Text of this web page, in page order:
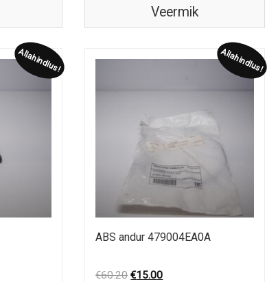
Veermik
Allahindlus! Allahindlus!
ABS andur 479004EA0A
€60.20 Original
€15.00Current